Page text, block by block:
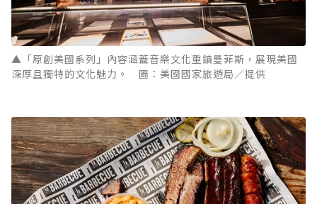
▲「原創美國系列」內容涵蓋音樂文化重鎮曼菲斯，展現美國
深厚且獨特的文化魅力。 圖：美國國家旅遊局／提供